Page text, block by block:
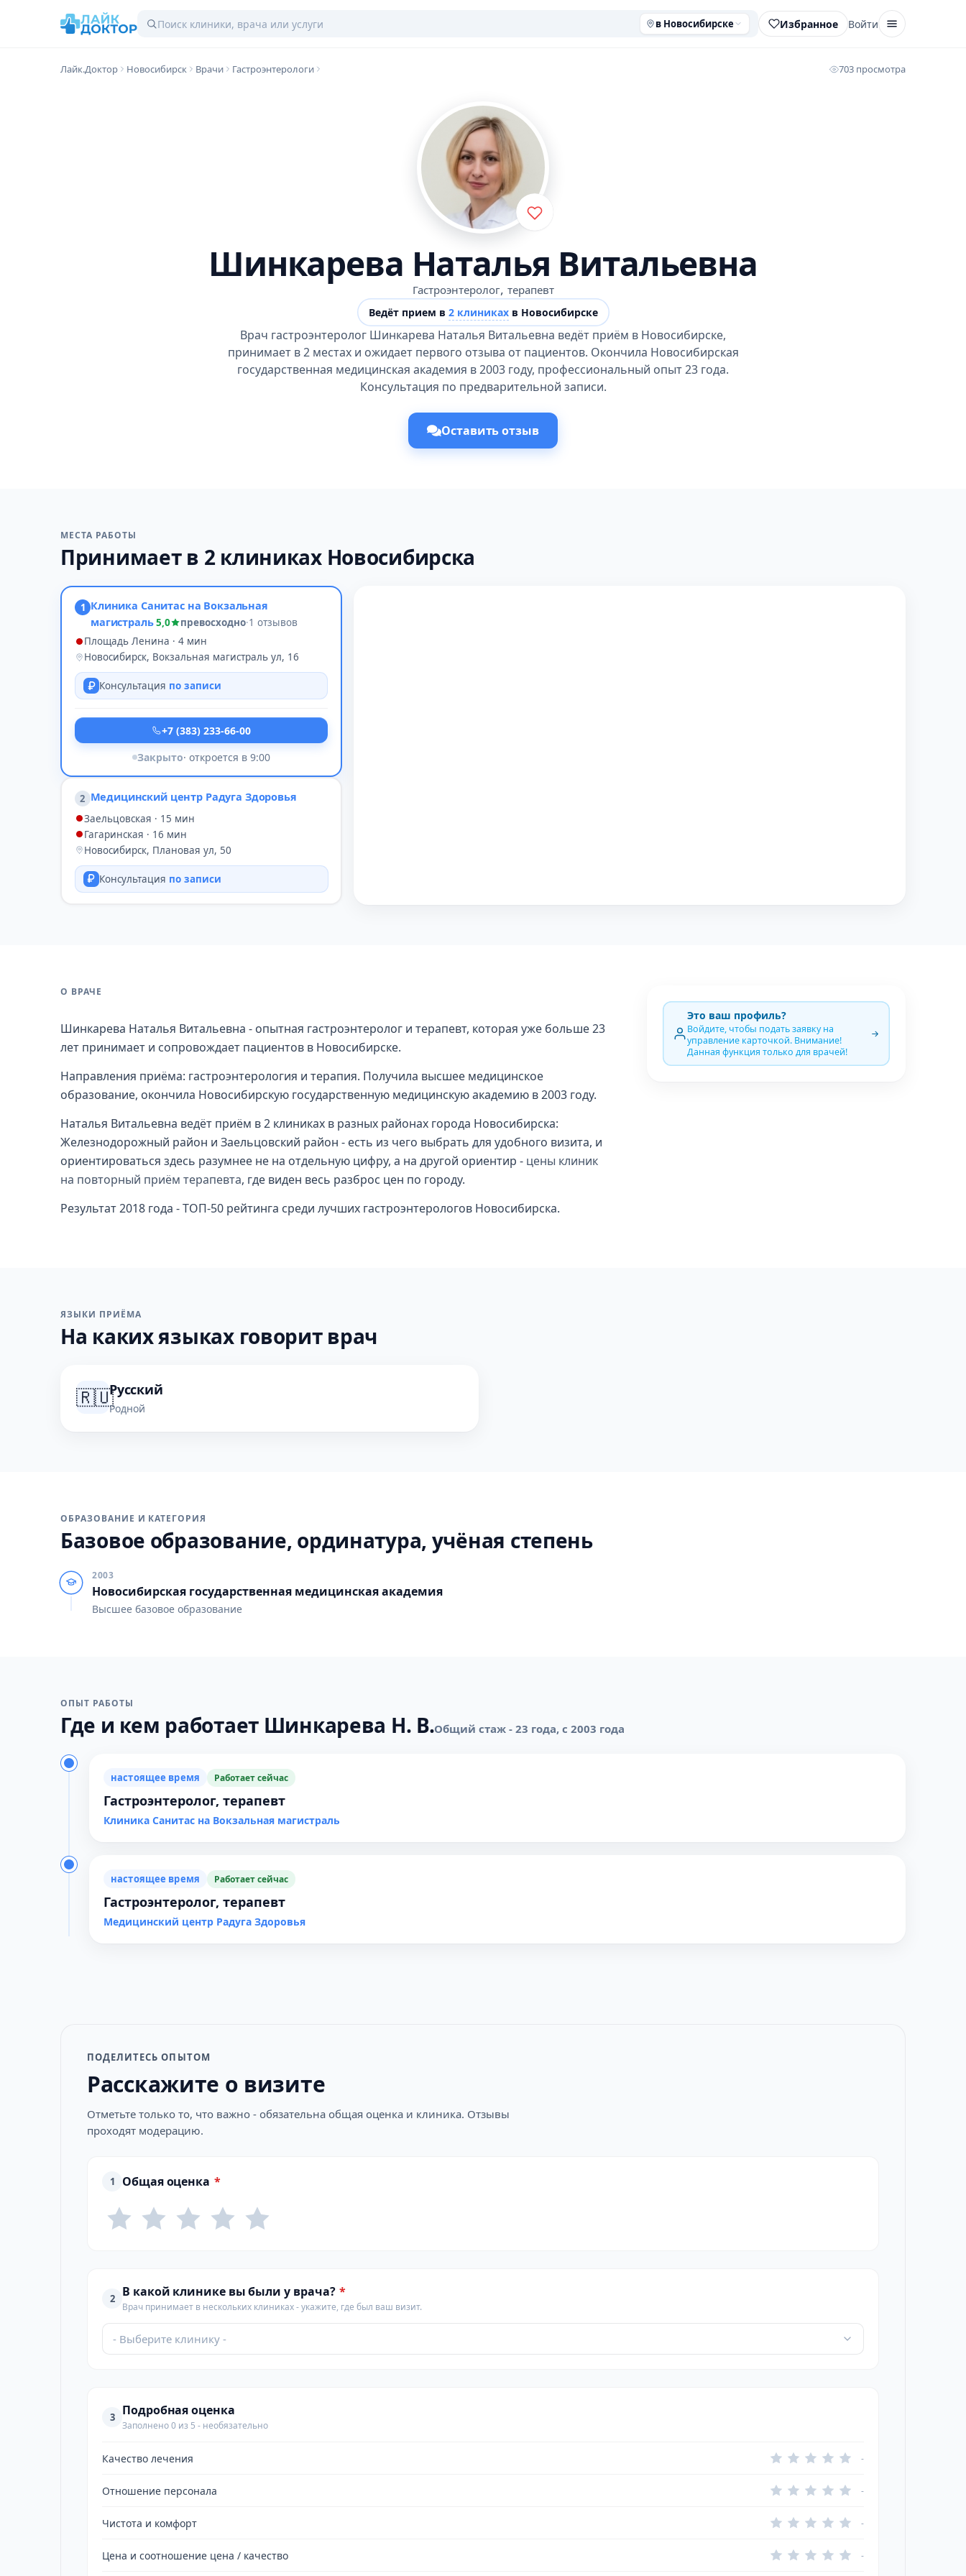
в Новосибирске Избранное Войти
Лайк.Доктор Новосибирск Врачи Гастроэнтерологи 703 просмотра
Шинкарева Наталья Витальевна
Гастроэнтеролог, терапевт
Ведёт прием в 2 клиникахв Новосибирске
Врач гастроэнтеролог Шинкарева Наталья Витальевна ведёт приём в Новосибирске,
принимает в 2 местах и ожидает первого отзыва от пациентов. Окончила Новосибирская
государственная медицинская академия в 2003 году, профессиональный опыт 23 года.
Консультация по предварительной записи.
Оставить отзыв
МЕСТА РАБОТЫ
Принимает в 2 клиниках Новосибирска
1 Клиника Санитас на Вокзальная
магистраль5,0 превосходно·1 отзывов
Площадь Ленина · 4 мин
Новосибирск, Вокзальная магистраль ул, 16
Консультация по записи
+7 (383) 233-66-00
Закрыто· откроется в 9:00
2 Медицинский центр Радуга Здоровья
Заельцовская · 15 мин
Гагаринская · 16 мин
Новосибирск, Плановая ул, 50
Консультация по записи
О ВРАЧЕ
Шинкарева Наталья Витальевна - опытная гастроэнтеролог и терапевт, которая уже больше 23
лет принимает и сопровождает пациентов в Новосибирске.
Направления приёма: гастроэнтерология и терапия. Получила высшее медицинское
образование, окончила Новосибирскую государственную медицинскую академию в 2003 году.
Наталья Витальевна ведёт приём в 2 клиниках в разных районах города Новосибирска:
Железнодорожный район и Заельцовский район - есть из чего выбрать для удобного визита, и
ориентироваться здесь разумнее не на отдельную цифру, а на другой ориентир - цены клиник
на повторный приём терапевта, где виден весь разброс цен по городу.
Результат 2018 года - ТОП-50 рейтинга среди лучших гастроэнтерологов Новосибирска.
Это ваш профиль?
Войдите, чтобы подать заявку на
управление карточкой. Внимание!
Данная функция только для врачей!
ЯЗЫКИ ПРИЁМА
На каких языках говорит врач
🇷🇺Русский
Родной
ОБРАЗОВАНИЕ И КАТЕГОРИЯ
Базовое образование, ординатура, учёная степень
2003
Новосибирская государственная медицинская академия
Высшее базовое образование
ОПЫТ РАБОТЫ
Где и кем работает Шинкарева Н. В.Общий стаж - 23 года, с 2003 года
настоящее время Работает сейчас
Гастроэнтеролог, терапевт
Клиника Санитас на Вокзальная магистраль
настоящее время Работает сейчас
Гастроэнтеролог, терапевт
Медицинский центр Радуга Здоровья
ПОДЕЛИТЕСЬ ОПЫТОМ
Расскажите о визите
Отметьте только то, что важно - обязательна общая оценка и клиника. Отзывы
проходят модерацию.
1 Общая оценка *
2 В какой клинике вы были у врача? *
Врач принимает в нескольких клиниках - укажите, где был ваш визит.
- Выберите клинику -
3 Подробная оценка
Заполнено 0 из 5 - необязательно
Качество лечения -
Отношение персонала -
Чистота и комфорт -
Цена и соотношение цена / качество -